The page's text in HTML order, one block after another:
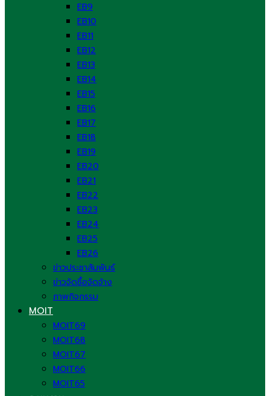
EB9
EB10
EB11
EB12
EB13
EB14
EB15
EB16
EB17
EB18
EB19
EB20
EB21
EB22
EB23
EB24
EB25
EB26
ข่าวประชาสัมพันธ์
ข่าวจัดซื้อจัดจ้าง
ภาพกิจกรรม
MOIT
MOIT69
MOIT68
MOIT67
MOIT66
MOIT65